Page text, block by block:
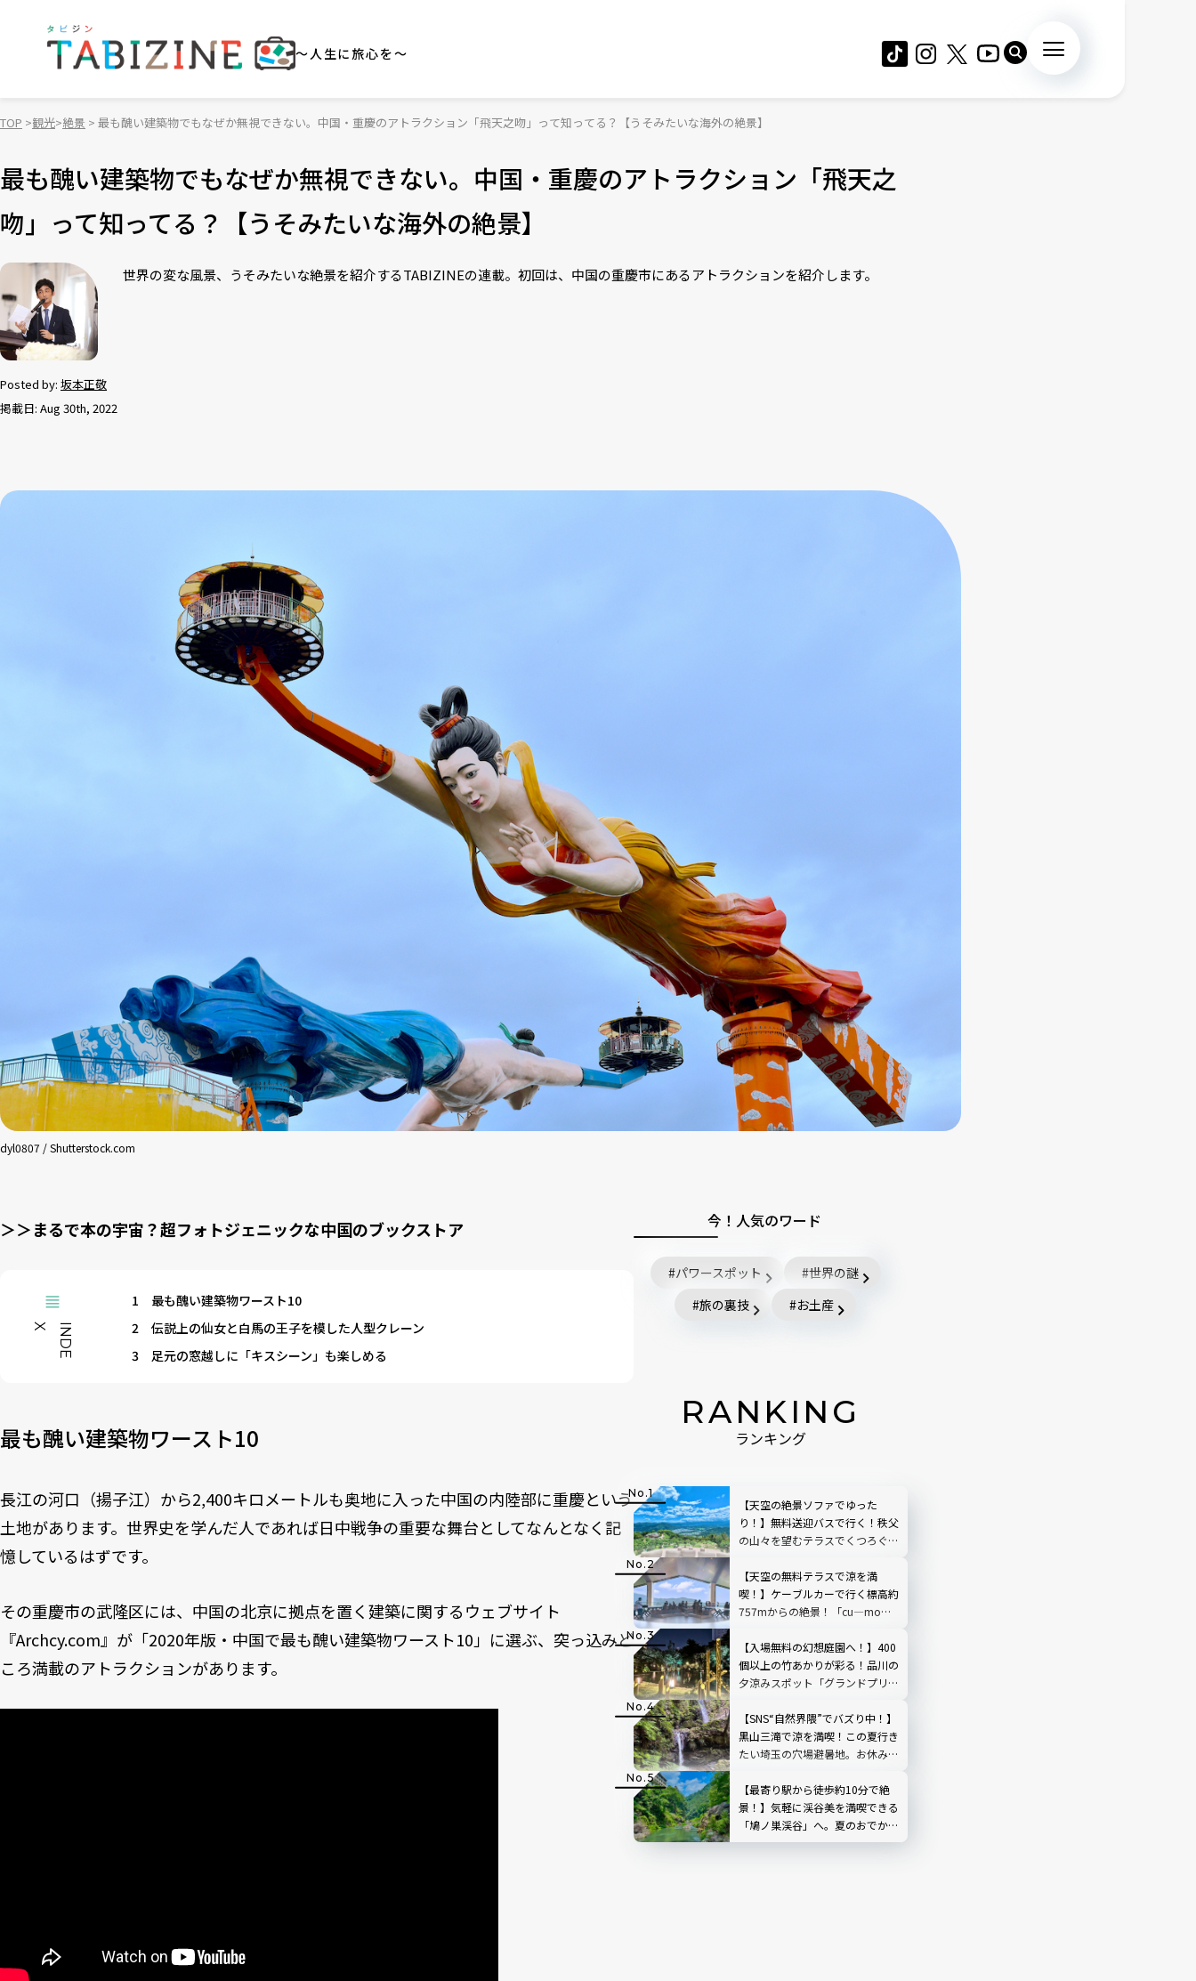
～人生に旅心を～
TOP 観光 絶景 最も醜い建築物でもなぜか無視できない。中国・重慶のアトラクション「飛天之吻」って知ってる？【うそみたいな海外の絶景】
最も醜い建築物でもなぜか無視できない。中国・重慶のアトラクション「飛天之
吻」って知ってる？【うそみたいな海外の絶景】
Posted by: 坂本正敬
掲載日: Aug 30th, 2022
世界の変な風景、うそみたいな絶景を紹介するTABIZINEの連載。初回は、中国の重慶市にあるアトラクションを紹介します。
dyl0807 / Shutterstock.com
＞＞まるで本の宇宙？超フォトジェニックな中国のブックストア
I
N
D
E
X
1
最も醜い建築物ワースト10
2
伝説上の仙女と白馬の王子を模した人型クレーン
3
足元の窓越しに「キスシーン」も楽しめる
最も醜い建築物ワースト10
長江の河口（揚子江）から2,400キロメートルも奥地に入った中国の内陸部に重慶という
土地があります。世界史を学んだ人であれば日中戦争の重要な舞台としてなんとなく記
憶しているはずです。
その重慶市の武隆区には、中国の北京に拠点を置く建築に関するウェブサイト
『Archcy.com』が「2020年版・中国で最も醜い建築物ワースト10」に選ぶ、突っ込みど
ころ満載のアトラクションがあります。
今！人気のワード
パワースポット
世界の謎
旅の裏技
お土産
RANKING
ランキング
【天空の絶景ソファでゆった
り！】無料送迎バスで行く！秩父
の山々を望むテラスでくつろぐ
レビュー｜埼玉県
【天空の無料テラスで涼を満
喫！】ケーブルカーで行く標高約
757mからの絶景！「cu―mo箱
【入場無料の幻想庭園へ！】400
個以上の竹あかりが彩る！品川の
夕涼みスポット「グランドプリン
【SNS“自然界隈”でバズり中！】
黒山三滝で涼を満喫！この夏行き
たい埼玉の穴場避暑地。お休み処
県越生町
【最寄り駅から徒歩約10分で絶
景！】気軽に渓谷美を満喫できる
「鳩ノ巣渓谷」へ。夏のおでかけ
にぴったりな奥多摩の癒やしスポ